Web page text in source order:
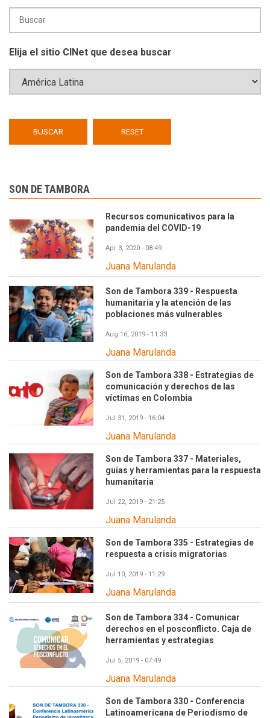
Elija el sitio CINet que desea buscar
SON DE TAMBORA
Recursos comunicativos para la
pandemia del COVID-19
Apr 3, 2020 - 08:49
Juana Marulanda
Son de Tambora 339 - Respuesta
humanitaria y la atención de las
poblaciones más vulnerables
Aug 16, 2019 - 11:33
Juana Marulanda
Son de Tambora 338 - Estrategias de
comunicación y derechos de las
víctimas en Colombia
Jul 31, 2019 - 16:04
Juana Marulanda
Son de Tambora 337 - Materiales,
guías y herramientas para la respuesta
humanitaria
Jul 22, 2019 - 21:25
Juana Marulanda
Son de Tambora 335 - Estrategias de
respuesta a crisis migratorias
Jul 10, 2019 - 11:29
Juana Marulanda
Son de Tambora 334 - Comunicar
derechos en el posconflicto. Caja de
herramientas y estrategias
Jul 5, 2019 - 07:49
Juana Marulanda
Son de Tambora 330 - Conferencia
Latinoamericana de Periodismo de